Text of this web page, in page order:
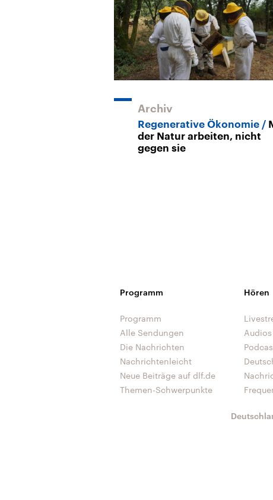
Archiv
Regenerative Ökonomie
der Natur arbeiten, nicht
gegen sie
Programm
Programm
Alle Sendungen
Die Nachrichten
Nachrichtenleicht
Neue Beiträge auf dlf.de
Themen-Schwerpunkte
Hören
Audios